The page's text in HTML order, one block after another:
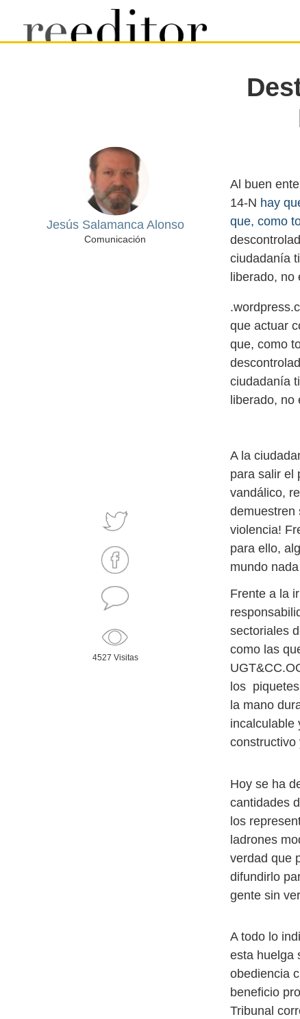
Jesús Salamanca Alonso
Comunicación
Al buen
14-N hay
que, como
ciudadanía
4527 Visitas
que actuar
que, como
ciudadanía
liberado,
A la
para salir el
vandálico,
demuestren
violencia!
para ello,
mundo
Frente a la
sectoriales
como las
los
la mano
incalculable
constructivo
Hoy se ha
cantidades
los
ladrones
verdad que
difundirlo
gente sin
A todo lo
esta huelga
obediencia
beneficio
Tribunal